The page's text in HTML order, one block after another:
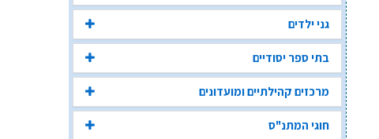
גני ילדים
בתי ספר יסודיים
מרכזים קהילתיים ומועדונים
חוגי המתנ"ס